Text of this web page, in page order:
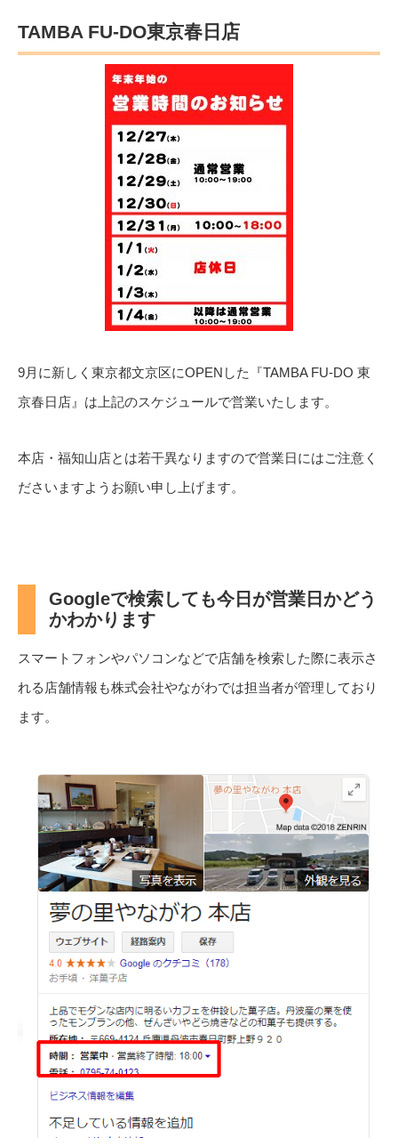
TAMBA FU-DO東京春日店
9月に新しく東京都文京区にOPENした『TAMBA FU-DO 東
京春日店』は上記のスケジュールで営業いたします。
本店・福知山店とは若干異なりますので営業日にはご注意く
ださいますようお願い申し上げます。
Googleで検索しても今日が営業日かどう
かわかります
スマートフォンやパソコンなどで店舗を検索した際に表示さ
れる店舗情報も株式会社やながわでは担当者が管理しており
ます。